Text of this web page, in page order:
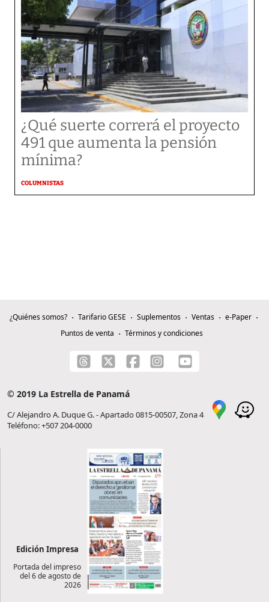
¿Qué suerte correrá el proyecto
491 que aumenta la pensión
mínima?
COLUMNISTAS
¿Quiénes somos? Tarifario GESE Suplementos Ventas
e-Paper
Puntos de venta
Términos y condiciones
© 2019 La Estrella de Panamá
C/ Alejandro A. Duque G. - Apartado 0815-00507, Zona 4
Teléfono: +507 204-0000
Edición Impresa
Portada del impreso
del 6 de agosto de
2026